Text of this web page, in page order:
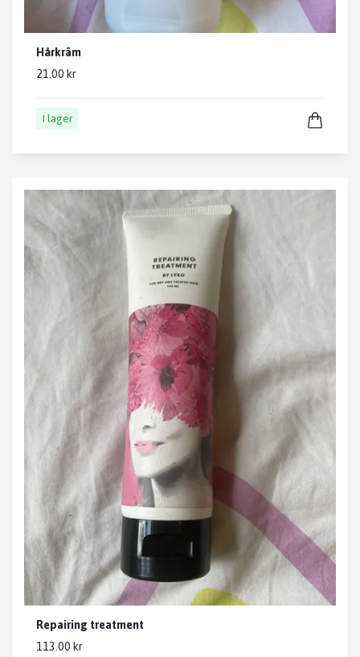
Hårkräm
21.00 kr
I lager
Repairing treatment
113.00 kr